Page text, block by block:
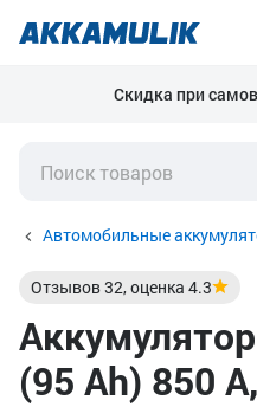
Скидка при
Автомобильные
Отзывов32, оценка 4.3
(95 Ah) 850